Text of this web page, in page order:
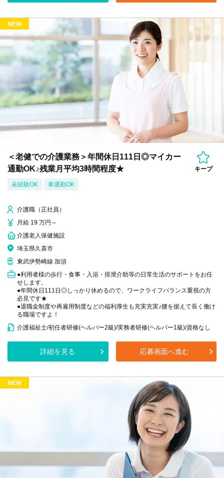
NEW
＜老健での介護業務＞年間休日111日◎マイカー
通勤OK♪残業月平均3時間程度★
キープ
未経験OK 車通勤OK
介護職（正社員）
月給 19 万円～
介護老人保健施設
埼玉県久喜市
東武伊勢崎線 加須
●利用者様の歩行・食事・入浴・排泄介助等の日常生活のサポートをお任
せします。
●年間休日111日◎しっかり休めるので、ワークライフバランス重視の方
必見です★
●退職金制度や再雇用制度などの福利厚生も充実充実♪腰を据えて長く働け
る職場ですよ！
介護福祉士/初任者研修(ヘルパー2級)/実務者研修(ヘルパー1級)/資格なし
詳細を見る 応募画面へ進む
NEW